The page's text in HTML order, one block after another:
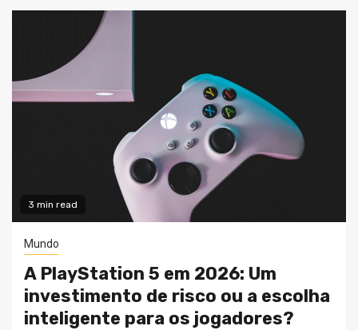
3 min read
Mundo
A PlayStation 5 em 2026: Um
investimento de risco ou a escolha
inteligente para os jogadores?